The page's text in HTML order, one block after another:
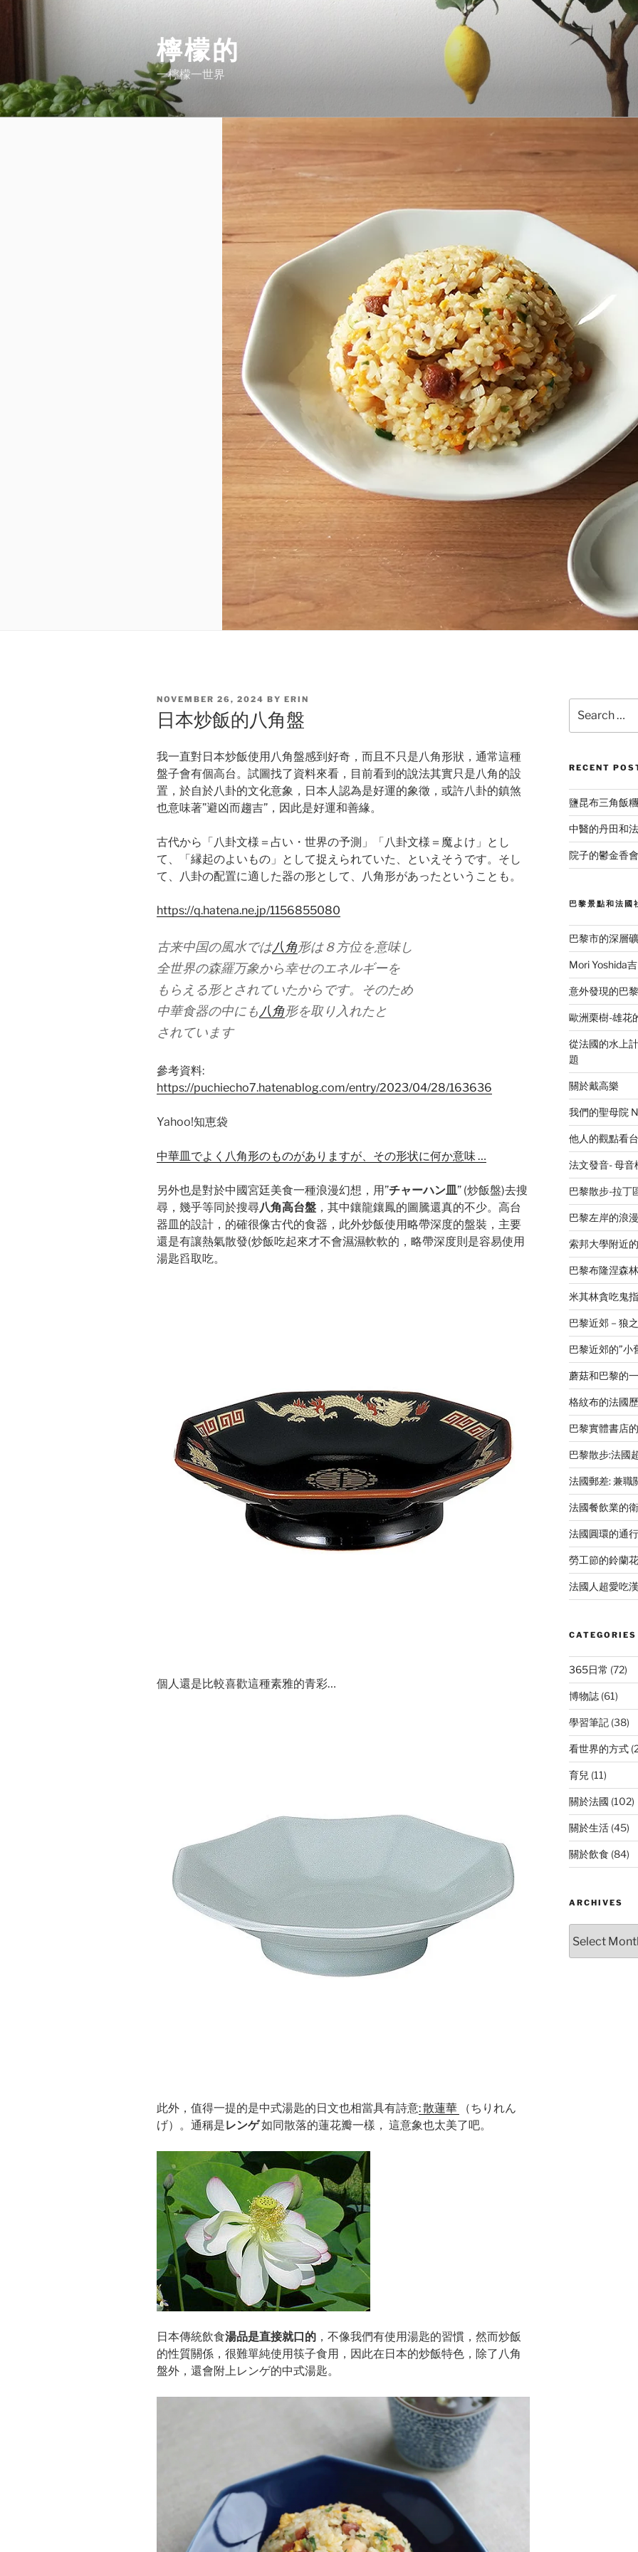
檸檬的
一檸檬一世界
POSTED
ON
NOVEMBER 26, 2024 BY ERIN
日本炒飯的八角盤
我一直對日本炒飯使用八角盤感到好奇，而且不只是八角形狀，通常這種
盤子會有個高台。試圖找了資料來看，目前看到的說法其實只是八角的設
置，於自於八卦的文化意象，日本人認為是好運的象徵，或許八卦的鎮煞
也意味著”避凶而趨吉”，因此是好運和善緣。
古代から「八卦文様＝占い・世界の予測」「八卦文様＝魔よけ」とし
て、「縁起のよいもの」として捉えられていた、といえそうです。そし
て、八卦の配置に適した器の形として、八角形があったということも。
https://q.hatena.ne.jp/1156855080
古来中国の風水では八角形は８方位を意味し
全世界の森羅万象から幸せのエネルギーを
もらえる形とされていたからです。そのため
中華食器の中にも八角形を取り入れたと
されています
參考資料:
https://puchiecho7.hatenablog.com/entry/2023/04/28/163636
Yahoo!知恵袋
中華皿でよく八角形のものがありますが、その形状に何か意味 …
另外也是對於中國宮廷美食一種浪漫幻想，用”チャーハン皿” (炒飯盤)去搜
尋，幾乎等同於搜尋八角高台盤 ，其中鑲龍鑲鳳的圖騰還真的不少。高台
器皿的設計，的確很像古代的食器，此外炒飯使用略帶深度的盤裝，主要
還是有讓熱氣散發(炒飯吃起來才不會濕濕軟軟的，略帶深度則是容易使用
湯匙舀取吃。
個人還是比較喜歡這種素雅的青彩…
此外，值得一提的是中式湯匙的日文也相當具有詩意: 散蓮華
（ちりれん
げ）。通稱是レンゲ如同散落的蓮花瓣一樣， 這意象也太美了吧。
日本傳統飲食湯品是直接就口的 ，不像我們有使用湯匙的習慣，然而炒飯
的性質關係，很難單純使用筷子食用，因此在日本的炒飯特色，除了八角
盤外，還會附上レンゲ的中式湯匙。
for:
RECENT
鹽昆布三角飯
中醫的丹田和
院子的鬱金香
巴黎景點和法國
巴黎市的深層
Mori Yoshida
意外發現的巴
歐洲栗樹-雄花
從法國的水上
題
關於戴高樂
我們的聖母院
他人的觀點看
法文發音- 母音
巴黎散步-拉丁
巴黎左岸的浪
索邦大學附近
巴黎布隆涅森
米其林貪吃鬼
巴黎近郊－狼
巴黎近郊的”小
蘑菇和巴黎的
格紋布的法國
巴黎實體書店
巴黎散步:法國
法國郵差: 兼職
法國餐飲業的
法國圓環的通
勞工節的鈴蘭
法國人超愛吃
CATEGORIES
365日常 (72)
博物誌(61)
學習筆記(38)
看世界的方式
育兒 (11)
關於法國 (102)
關於生活(45)
關於飲食 (84)
ARCHIVES